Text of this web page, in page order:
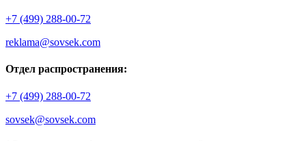
+7 (499) 288-00-72
reklama@sovsek.com
Отдел распространения:
+7 (499) 288-00-72
sovsek@sovsek.com